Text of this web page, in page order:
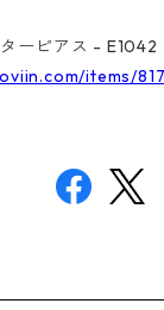
ーピアス - E1042
items/